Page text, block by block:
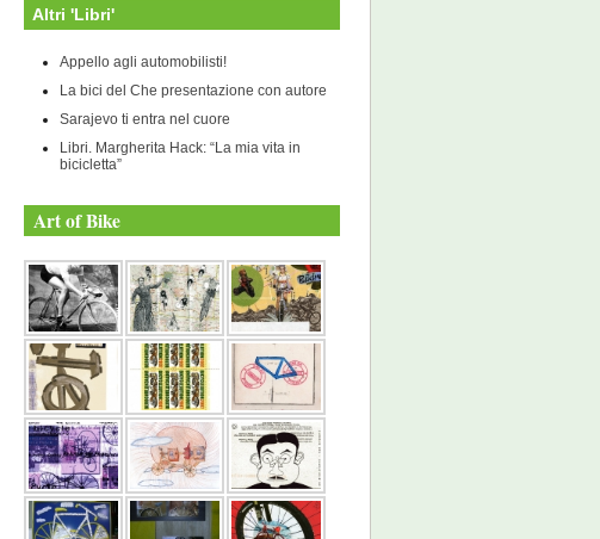
Altri 'Libri'
Appello agli automobilisti!
La bici del Che presentazione con autore
Sarajevo ti entra nel cuore
Libri. Margherita Hack: “La mia vita in
bicicletta”
Art of Bike